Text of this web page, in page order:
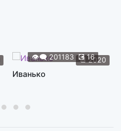
📆 2020
👁️‍🗨️201183 💽16
Иванько